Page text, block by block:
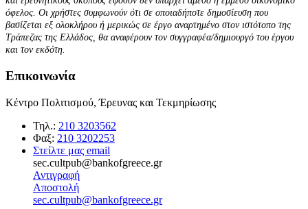
όφελος. Οι χρήστες συμφωνούν ότι σε οποιαδήποτε δημοσίευση που
βασίζεται εξ ολοκλήρου ή μερικώς σε έργο αναρτημένο στον ιστότοπο της
Τράπεζας της Ελλάδος, θα αναφέρουν τον συγγραφέα/δημιουργό του έργου
και τον εκδότη.
Επικοινωνία
Κέντρο Πολιτισμού, Έρευνας και Τεκμηρίωσης
Τηλ.: 210 3203562
Φαξ: 210 3202253
Στείλτε μας email
sec.cultpub@bankofgreece.gr
Αντιγραφή
Αποστολή
sec.cultpub@bankofgreece.gr